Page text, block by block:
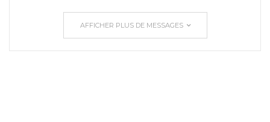
AFFICHER PLUS DE MESSAGES